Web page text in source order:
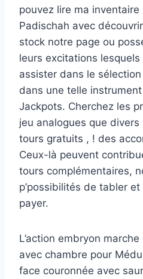
pouvez lire ma
Padischah avec
stock notre page ou
leurs excitations
assister dans le
dans une telle
Jackpots. Cherchez les
jeu analogues que
tours gratuits , ! des
Ceux-là peuvent
tours complémentaires,
p’possibilités de tabler
payer.
L’action embryon
avec chambre pour
face couronnée avec